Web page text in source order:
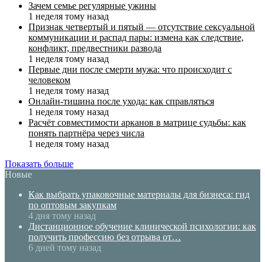
Зачем семье регулярные ужины
1 неделя тому назад
Признак четвертый и пятый — отсутствие сексуальной
коммуникации и распад пары: измена как следствие,
конфликт, предвестники развода
1 неделя тому назад
Первые дни после смерти мужа: что происходит с
человеком
1 неделя тому назад
Онлайн-тишина после ухода: как справляться
1 неделя тому назад
Расчёт совместимости арканов в матрице судьбы: как
понять партнёра через числа
1 неделя тому назад
Показать больше
Новые
Как выбрать упаковочные материалы для бизнеса: гид
по оптовым закупкам
4 дня тому назад
Дистанционное обучение клинической психологии: как
получить профессию без отрыва от…
6 дней тому назад